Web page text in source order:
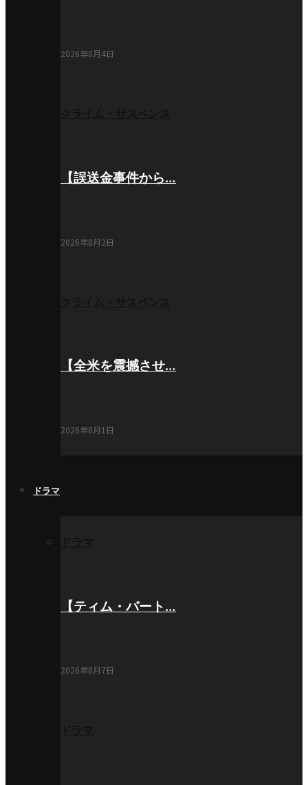
2026年8月4日
【誤送金事件から…
2026年8月2日
【全米を震撼させ…
2026年8月1日
ドラマ
【ティム・バート…
2026年8月7日